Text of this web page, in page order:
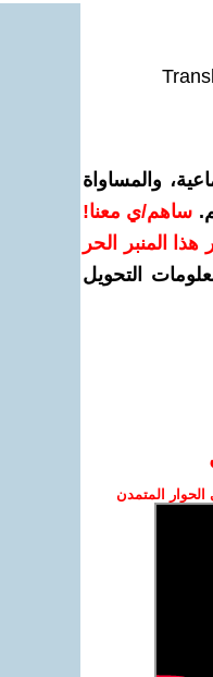
والمساواة
ساهم/ي معنا!
هذا المنبر الحر
التحويل
المتمدن